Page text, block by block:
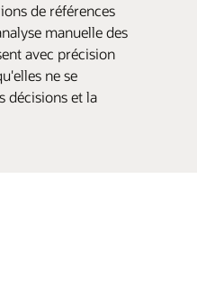
de références
manuelle des
avec précision
ne se
décisions et la